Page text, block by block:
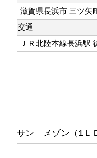
滋賀県長浜市 三ツ矢
交通
ＪＲ北陸本線長浜駅
サン メゾン（1Ｌ